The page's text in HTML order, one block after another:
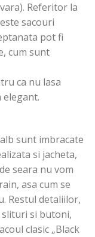
Referitor la
sacouri
pot fi
cum sunt
ca nu lasa
elegant.
sunt imbracate
si jacheta,
seara nu vom
asa cum se
Restul detaliilor,
si butoni,
clasic „Black